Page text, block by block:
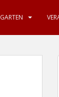
GARTEN